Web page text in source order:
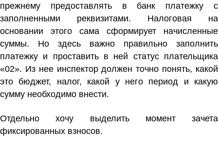
прежнему предоставлять в банк платежку с
заполненными реквизитами. Налоговая на
основании этого сама сформирует начисленные
суммы. Но здесь важно правильно заполнить
платежку и проставить в ней статус плательщика
«02». Из нее инспектор должен точно понять, какой
это бюджет, налог, какой у него период и какую
сумму необходимо внести.
Отдельно хочу выделить момент зачета
фиксированных взносов.